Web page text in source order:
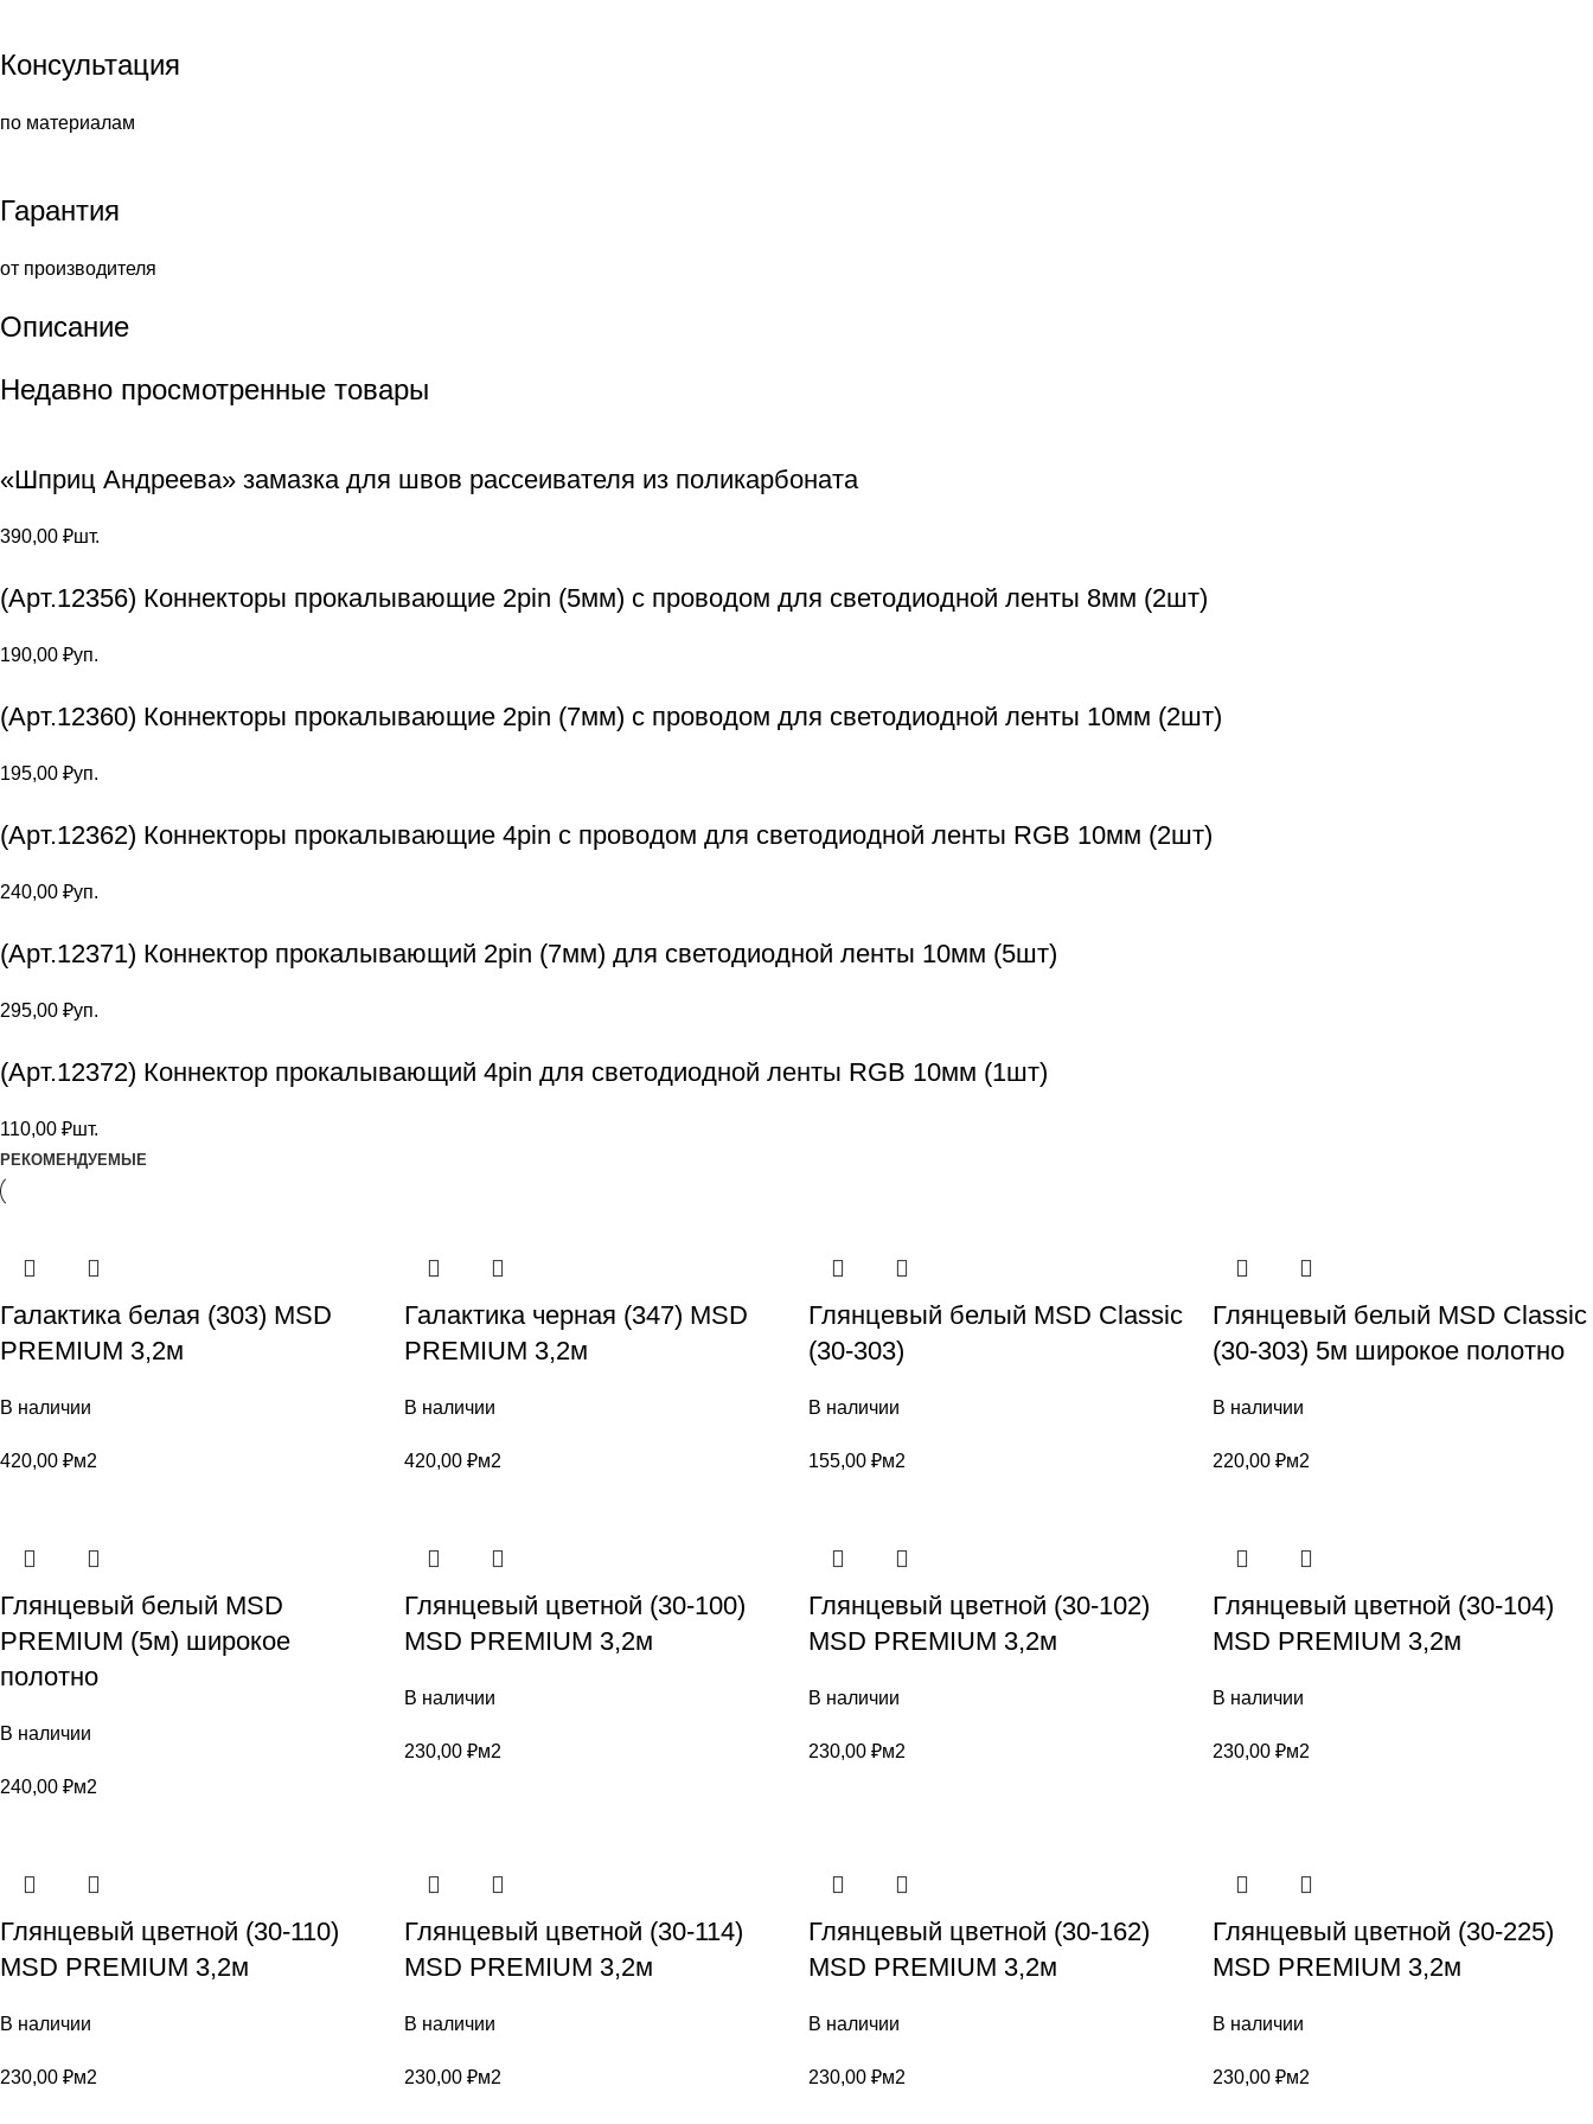
Консультация
по материалам
Гарантия
от производителя
Описание
Недавно просмотренные товары
«Шприц Андреева» замазка для швов рассеивателя из поликарбоната
390,00 ₽шт.
(Арт.12356) Коннекторы прокалывающие 2pin (5мм) с проводом для светодиодной ленты 8мм (2шт)
190,00 ₽уп.
(Арт.12360) Коннекторы прокалывающие 2pin (7мм) с проводом для светодиодной ленты 10мм (2шт)
195,00 ₽уп.
(Арт.12362) Коннекторы прокалывающие 4pin с проводом для светодиодной ленты RGB 10мм (2шт)
240,00 ₽уп.
(Арт.12371) Коннектор прокалывающий 2pin (7мм) для светодиодной ленты 10мм (5шт)
295,00 ₽уп.
(Арт.12372) Коннектор прокалывающий 4pin для светодиодной ленты RGB 10мм (1шт)
110,00 ₽шт.
РЕКОМЕНДУЕМЫЕ
Галактика белая (303) MSD
PREMIUM 3,2м
В наличии
420,00 ₽м2
Галактика черная (347) MSD
PREMIUM 3,2м
В наличии
420,00 ₽м2
Глянцевый белый MSD Classic
(30-303)
В наличии
155,00 ₽м2
Глянцевый белый MSD Classic
(30-303) 5м широкое полотно
В наличии
220,00 ₽м2
Глянцевый белый MSD
PREMIUM (5м) широкое
полотно
В наличии
240,00 ₽м2
Глянцевый цветной (30-100)
MSD PREMIUM 3,2м
В наличии
230,00 ₽м2
Глянцевый цветной (30-102)
MSD PREMIUM 3,2м
В наличии
230,00 ₽м2
Глянцевый цветной (30-104)
MSD PREMIUM 3,2м
В наличии
230,00 ₽м2
Глянцевый цветной (30-110)
MSD PREMIUM 3,2м
В наличии
230,00 ₽м2
Глянцевый цветной (30-114)
MSD PREMIUM 3,2м
В наличии
230,00 ₽м2
Глянцевый цветной (30-162)
MSD PREMIUM 3,2м
В наличии
230,00 ₽м2
Глянцевый цветной (30-225)
MSD PREMIUM 3,2м
В наличии
230,00 ₽м2